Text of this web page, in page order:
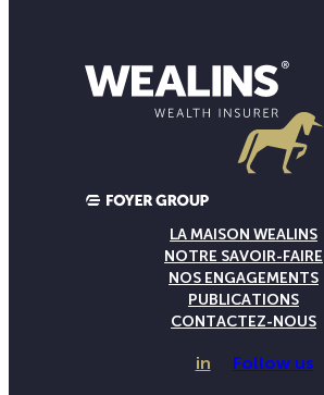
LA MAISON WEALINS
NOTRE SAVOIR-FAIRE
NOS ENGAGEMENTS
PUBLICATIONS
CONTACTEZ-NOUS
in Follow us